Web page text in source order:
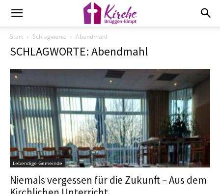
Start Schlagworte Abendmahl
SCHLAGWORTE: Abendmahl
Lebendige Gemeinde
Niemals vergessen für die Zukunft – Aus dem